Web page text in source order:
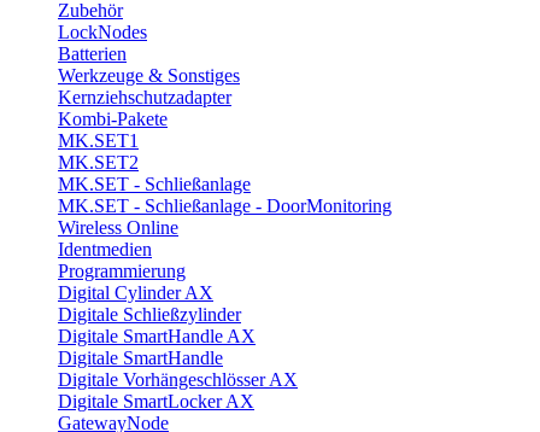
Zubehör
LockNodes
Batterien
Werkzeuge & Sonstiges
Kernziehschutzadapter
Kombi-Pakete
MK.SET1
MK.SET2
MK.SET - Schließanlage
MK.SET - Schließanlage - DoorMonitoring
Wireless Online
Identmedien
Programmierung
Digital Cylinder AX
Digitale Schließzylinder
Digitale SmartHandle AX
Digitale SmartHandle
Digitale Vorhängeschlösser AX
Digitale SmartLocker AX
GatewayNode